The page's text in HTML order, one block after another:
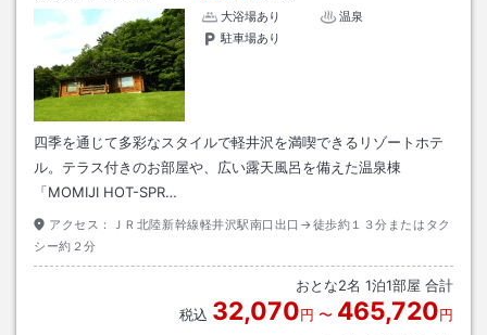
大浴場あり
温泉
駐車場あり
四季を通じて多彩なスタイルで軽井沢を満喫できるリゾートホテ
ル。テラス付きのお部屋や、広い露天風呂を備えた温泉棟
「MOMIJI HOT-SPR…
アクセス：
ＪＲ北陸新幹線軽井沢駅南口出口→徒歩約１３分またはタク
シー約２分
おとな2名 1泊1部屋 合計
税込 32,070円 〜 465,720円